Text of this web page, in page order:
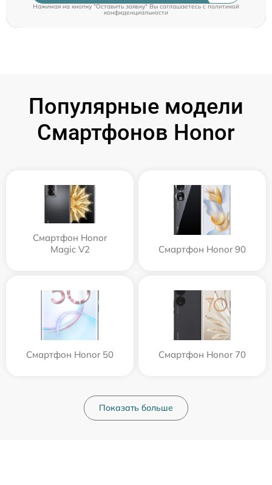
Нажимая на кнопку "Оставить заявку" Вы соглашаетесь cполитикой
конфиденциальности
Популярные модели
Смартфонов Honor
Смартфон Honor
Magic V2
Смартфон Honor 90
Смартфон Honor 50 Смартфон Honor 70
Показать больше